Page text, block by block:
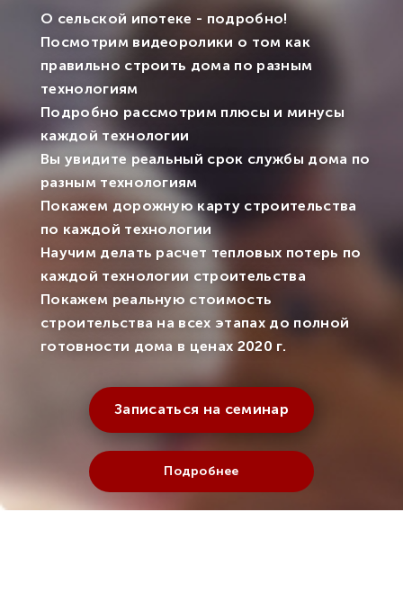
О сельской ипотеке - подробно!
Посмотрим видеоролики о том как
правильно строить дома по разным
технологиям
Подробно рассмотрим плюсы и минусы
каждой технологии
Вы увидите реальный срок службы дома по
разным технологиям
Покажем дорожную карту строительства
по каждой технологии
Научим делать расчет тепловых потерь по
каждой технологии строительства
Покажем реальную стоимость
строительства на всех этапах до полной
готовности дома в ценах 2020 г.
Записаться на семинар
Подробнее